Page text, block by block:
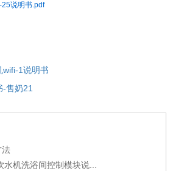
说明书.pdf
wifi-1说明书
-售奶21
法
水机洗浴间控制模块说...